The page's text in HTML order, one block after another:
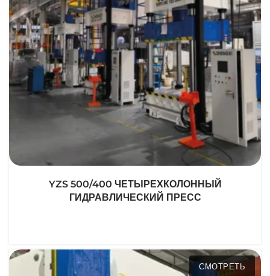
YZS 500/400 ЧЕТЫРЕХКОЛОННЫЙ
ГИДРАВЛИЧЕСКИЙ ПРЕСС
СМОТРЕТЬ